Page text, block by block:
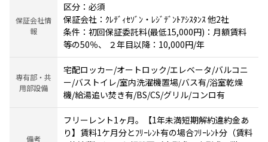
保証会社情
報
区分：必須
保証会社：ｸﾚﾃﾞｨｾｿﾞﾝ・ﾚｼﾞﾃﾞﾝﾄｱｼｽﾀﾝｽ 他2社
条件：初回保証委託料(最低15,000円)：月額賃料
等の50％、 ２年目以降：10,000円/年
専有部・共
用部設備
宅配ロッカー/オートロック/エレベータ/バルコニ
ー/バストイレ/室内洗濯機置場/バス有/浴室乾燥
機/給湯追い焚き有/BS/CS/グリル/コンロ有
備考
フリーレント1ヶ月。【1年未満短期解約違約金あ
り】賃料1ケ月分とﾌﾘｰﾚﾝﾄ有の場合ﾌﾘｰﾚﾝﾄ分（賃料